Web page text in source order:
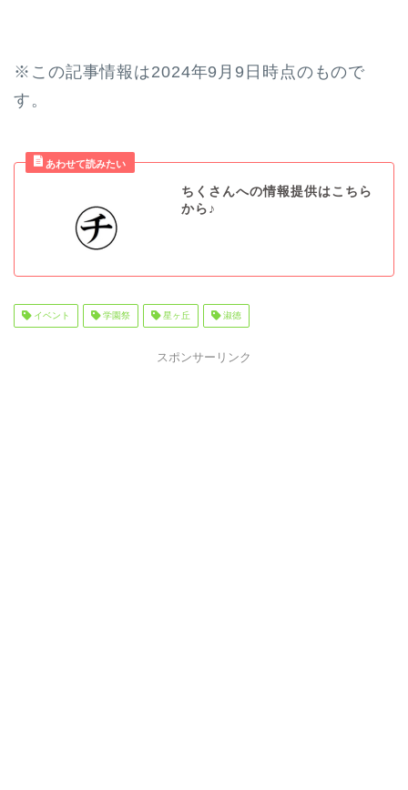
※この記事情報は2024年9月9日時点のもので
す。
ちくさんへの情報提供はこちら
から♪
イベント 学園祭 星ヶ丘 淑徳
スポンサーリンク